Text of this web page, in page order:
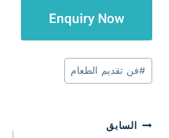
Enquiry Now
وسوم
المقال:
#فن تقديم الطعام
تصفّح
السابق